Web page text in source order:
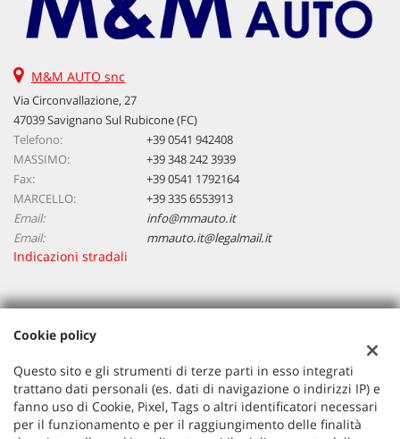
M&M AUTO snc
Via Circonvallazione, 27
47039 Savignano Sul Rubicone (FC)
Telefono:
+39 0541 942408
MASSIMO:
+39 348 242 3939
Fax:
+39 0541 1792164
MARCELLO:
+39 335 6553913
Email:
info@mmauto.it
Email:
mmauto.it@legalmail.it
Indicazioni stradali
M&M Auto Snc
C.F/P.IVA:02429040401
Registro delle imprese:FC
Cookie policy
Questo sito e gli strumenti di terze parti in esso integrati
trattano dati personali (es. dati di navigazione o indirizzi IP) e
fanno uso di Cookie, Pixel, Tags o altri identificatori necessari
per il funzionamento e per il raggiungimento delle finalità